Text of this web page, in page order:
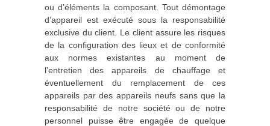
ou d’éléments la composant. Tout démontage
d’appareil est exécuté sous la responsabilité
exclusive du client. Le client assure les risques
de la configuration des lieux et de conformité
aux normes existantes au moment de
l’entretien des appareils de chauffage et
éventuellement du remplacement de ces
appareils par des appareils neufs sans que la
responsabilité de notre société ou de notre
personnel puisse être engagée de quelque